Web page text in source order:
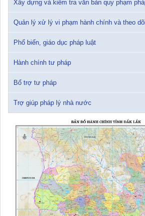
Sổ tay tìm hiểu các quy định pháp luật về
pháp luật thuế thu nhập cá nhân
Đắk Lắk: Quyết tâm thực hiện hiệu quả Kế
24/10/2025 17:14:42
Xây dựng và kiểm tra văn bản quy phạm
Quản lý xử lý vi phạm hành chính và theo
Phổ biến, giáo dục pháp luật
Hành chính tư pháp
Bổ trợ tư pháp
Trợ giúp pháp lý nhà nước